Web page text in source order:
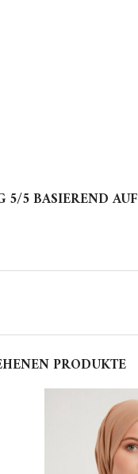
5/5 BASIEREND AUF
PRODUKTE